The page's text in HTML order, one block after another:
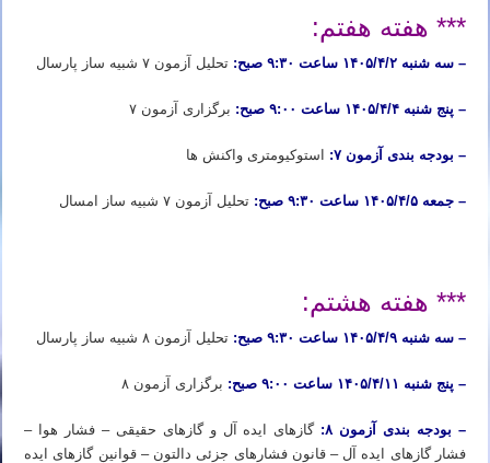
*** هفته هفتم:
– سه شنبه ۱۴۰۵/۴/۲ ساعت ۹:۳۰ صبح: تحلیل آزمون ۷ شبیه ساز پارسال
– پنج شنبه ۱۴۰۵/۴/۴ ساعت ۹:۰۰ صبح: برگزاری آزمون ۷
– بودجه بندی آزمون ۷: استوکیومتری واکنش ­ها
– جمعه ۱۴۰۵/۴/۵ ساعت ۹:۳۰ صبح: تحلیل آزمون ۷ شبیه ساز امسال
*** هفته هشتم:
– سه شنبه ۱۴۰۵/۴/۹ ساعت ۹:۳۰ صبح: تحلیل آزمون ۸ شبیه ساز پارسال
– پنج شنبه ۱۴۰۵/۴/۱۱ ساعت ۹:۰۰ صبح: برگزاری آزمون ۸
– بودجه بندی آزمون ۸:
گازهای ایده ­آل و گازهای حقیقی – فشار هوا –
فشار گازهای ایده­ آل – قانون فشارهای جزئی دالتون – قوانین گازهای ایده